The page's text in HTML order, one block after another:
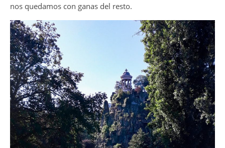
nos quedamos con ganas del resto.